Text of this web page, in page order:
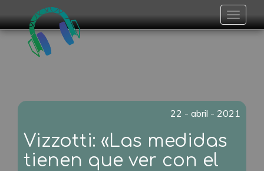
Toggle
22 - abril - 2021
Vizzotti: «Las medidas
tienen que ver con el